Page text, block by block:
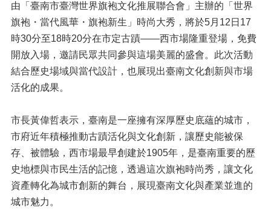
由「臺南市臺灣世界旗袍文化推展聯合會」主辦的「世界
旗袍・當代風華・旗袍新生」時尚大秀，將於5月12日17
時30分至18時20分在市定古蹟——西市場隆重登場，免費
開放入場，邀請民眾共同參與這場美麗的盛會。此次活動
結合歷史場域與當代設計，也展現出臺南文化創新與市場
活化的成果。
市長黃偉哲表示，臺南是一座擁有深厚歷史底蘊的城市，
市府近年積極推動古蹟活化與文化創新，讓歷史能被保
存、被體驗，西市場最早創建於1905年，是臺南重要的歷
史地標與市民生活的記憶，透過這次旗袍時尚秀，讓文化
資產轉化為城市創新的舞台，展現臺南文化與產業並進的
城市魅力。